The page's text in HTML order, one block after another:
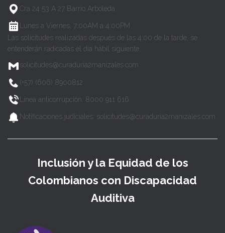
Cra 24 53 A 27 Barrio Arboleda
Lunes a Viernes, 7:00AM a 4:00PM
Las solicitudes realizadas después de las 4:00 de la tarde, se
entenderán radicadas el día hábil siguiente.
solicitudes@curaduria2manizales.com
(+57) (606) 8900812
Línea anticorrupción: 8000 911 616
Notificaciones judiciales: solicitudes@curaduria2manizales.com
Inclusión y la Equidad de los
Colombianos con Discapacidad
Auditiva